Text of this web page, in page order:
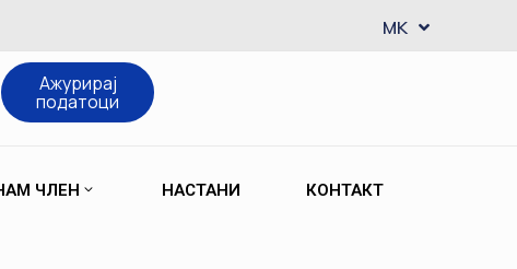
MK
SQ
Ажурирај
податоци
ЧЛЕН НАСТАНИ КОНТАКТ